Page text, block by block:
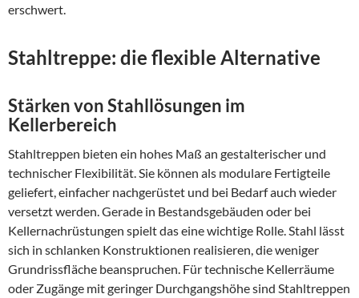
erschwert.
Stahltreppe: die flexible Alternative
Stärken von Stahllösungen im
Kellerbereich
Stahltreppen bieten ein hohes Maß an gestalterischer und
technischer Flexibilität. Sie können als modulare Fertigteile
geliefert, einfacher nachgerüstet und bei Bedarf auch wieder
versetzt werden. Gerade in Bestandsgebäuden oder bei
Kellernachrüstungen spielt das eine wichtige Rolle. Stahl lässt
sich in schlanken Konstruktionen realisieren, die weniger
Grundrissfläche beanspruchen. Für technische Kellerräume
oder Zugänge mit geringer Durchgangshöhe sind Stahltreppen